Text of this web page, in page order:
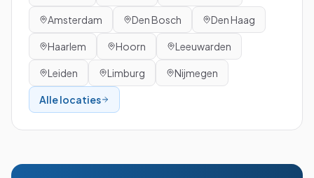
Amsterdam Den Bosch Den Haag
Haarlem Hoorn Leeuwarden
Leiden Limburg Nijmegen
Alle locaties